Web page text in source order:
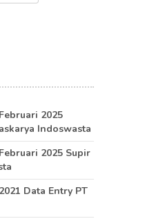
2025
Indoswasta
2025 Supir
Data Entry PT